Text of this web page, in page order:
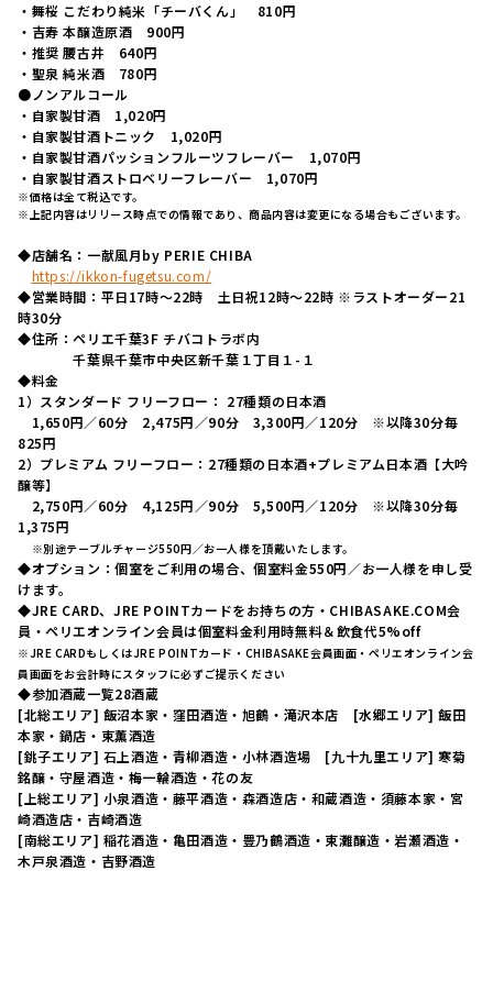
・舞桜 こだわり純米「チーバくん」 810円
・吉寿 本醸造原酒 900円
・推奨 腰古井 640円
・聖泉 純米酒 780円
●ノンアルコール
・自家製甘酒 1,020円
・自家製甘酒トニック 1,020円
・自家製甘酒パッションフルーツフレーバー 1,070円
・自家製甘酒ストロベリーフレーバー 1,070円
※価格は全て税込です。
※上記内容はリリース時点での情報であり、商品内容は変更になる場合もございます。
◆店舗名：一献風月by PERIE CHIBA
https://ikkon-fugetsu.com/
◆営業時間：平日17時～22時 土日祝12時～22時 ※ラストオーダー21
時30分
◆住所：ペリエ千葉3F チバコトラボ内
千葉県千葉市中央区新千葉１丁目１-１
◆料金
1）スタンダード フリーフロー： 27種類の日本酒
1,650円／60分 2,475円／90分 3,300円／120分 ※以降30分毎
825円
2）プレミアム フリーフロー：27種類の日本酒+プレミアム日本酒【大吟
醸等】
2,750円／60分 4,125円／90分 5,500円／120分 ※以降30分毎
1,375円
※別途テーブルチャージ550円／お一人様を頂戴いたします。
◆オプション：個室をご利用の場合、個室料金550円／お一人様を申し受
けます。
◆JRE CARD、JRE POINTカードをお持ちの方・CHIBASAKE.COM会
員・ペリエオンライン会員は個室料金利用時無料＆飲食代5%off
※JRE CARDもしくはJRE POINTカード・CHIBASAKE会員画面・ペリエオンライン会
員画面をお会計時にスタッフに必ずご提示ください
◆参加酒蔵一覧28酒蔵
[北総エリア] 飯沼本家・窪田酒造・旭鶴・滝沢本店 [水郷エリア] 飯田
本家・鍋店・東薫酒造
[銚子エリア] 石上酒造・青柳酒造・小林酒造場 [九十九里エリア] 寒菊
銘醸・守屋酒造・梅一輪酒造・花の友
[上総エリア] 小泉酒造・藤平酒造・森酒造店・和蔵酒造・須藤本家・宮
崎酒造店・吉崎酒造
[南総エリア] 稲花酒造・亀田酒造・豊乃鶴酒造・東灘醸造・岩瀬酒造・
木戸泉酒造・吉野酒造